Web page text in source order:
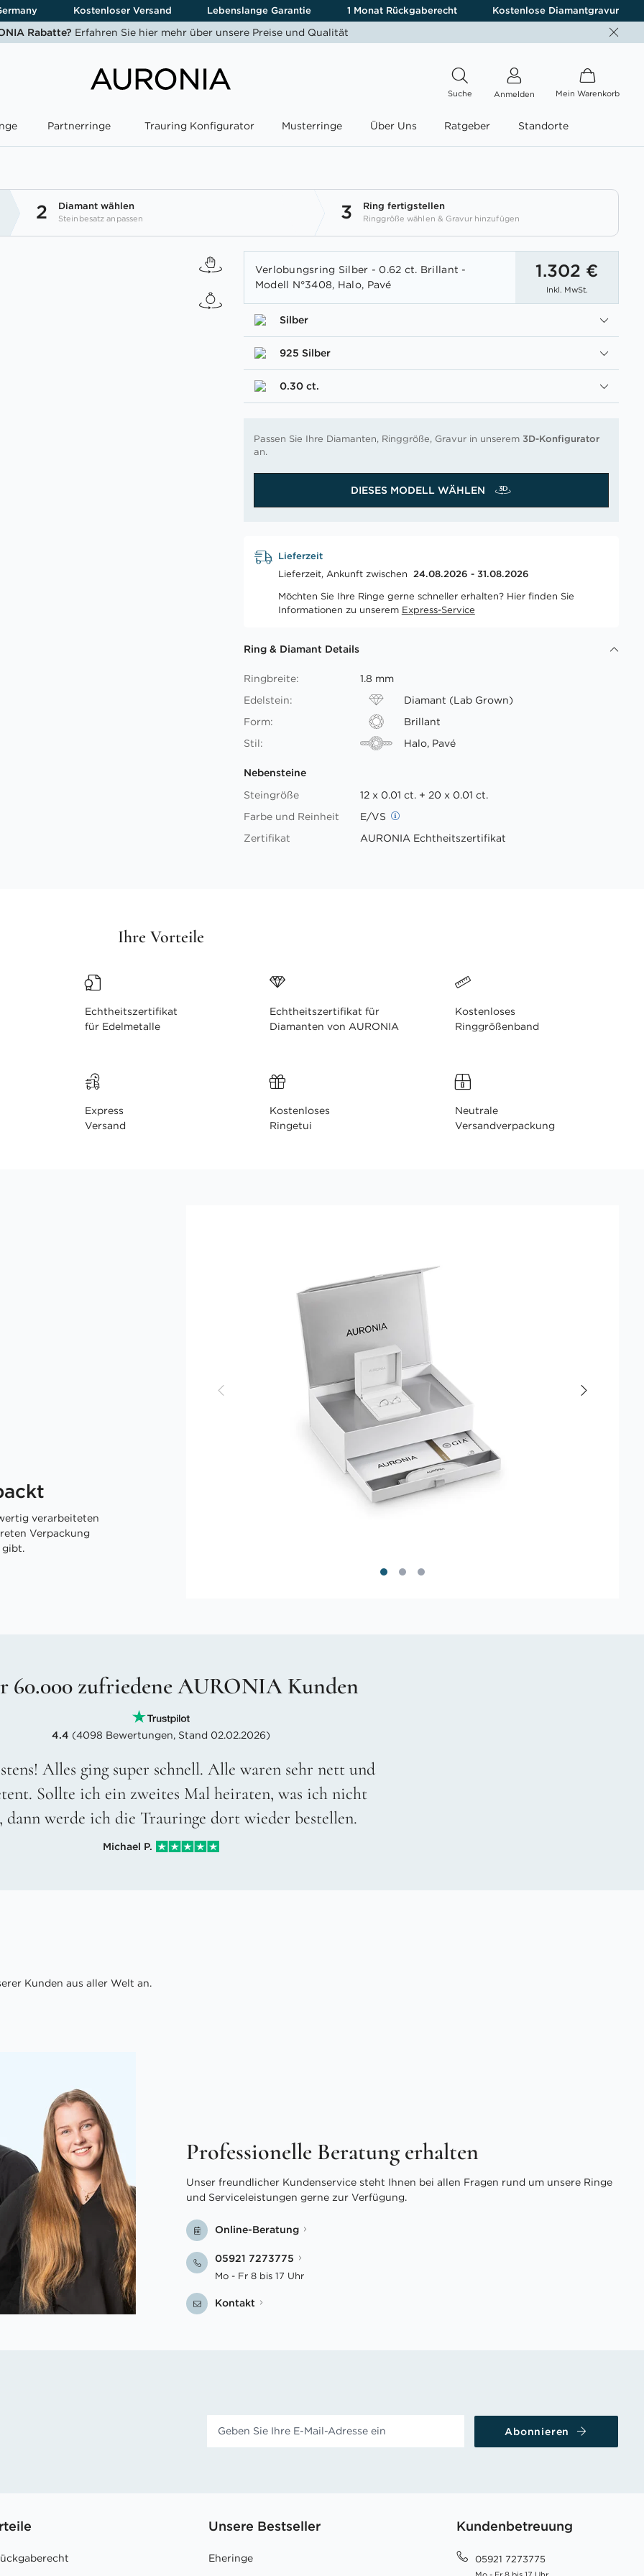
Kostenloser Versand Lebenslange Garantie 1 Monat Rückgaberecht Kostenlose Diamantgravur
Rabatte? Erfahren Sie hier mehr über unsere Preise und Qualität
Suche Anmelden Mein Warenkorb
Partnerringe Trauring Konfigurator Musterringe Über Uns Ratgeber Standorte
2 Diamant wählen
Steinbesatz anpassen 3 Ring fertigstellen
Ringgröße wählen & Gravur hinzufügen
Verlobungsring Silber - 0.62 ct. Brillant -
Modell N°3408, Halo, Pavé
1.302 €
Inkl. MwSt.
Silber
925 Silber
0.30 ct.
Passen Sie Ihre Diamanten, Ringgröße, Gravur in unserem3D-Konfigurator
an.
DIESES MODELL WÄHLEN
Lieferzeit
Lieferzeit, Ankunft zwischen 24.08.2026 - 31.08.2026
Möchten Sie Ihre Ringe gerne schneller erhalten? Hier finden Sie
Informationen zu unserem Express-Service
Ring & Diamant Details
Ringbreite:
1.8 mm
Edelstein:
Diamant (Lab Grown)
Form:
Brillant
Stil:
Halo, Pavé
Nebensteine
Steingröße
12 x 0.01 ct. + 20 x 0.01 ct.
Farbe und Reinheit
E/VS
Zertifikat
AURONIA Echtheitszertifikat
Ihre Vorteile
Echtheitszertifikat
für Edelmetalle
Echtheitszertifikat für
Diamanten von AURONIA
Kostenloses
Ringgrößenband
Express
Versand
Kostenloses
Ringetui
Neutrale
Versandverpackung
verarbeiteten
Verpackung
gibt.
60.000 zufriedene AURONIA Kunden
4.4 (4098 Bewertungen, Stand 02.02.2026)
Alles ging super schnell. Alle waren sehr nett und
Sollte ich ein zweites Mal heiraten, was ich nicht
dann werde ich die Trauringe dort wieder bestellen.
Michael P.
Kunden aus aller Welt an.
Professionelle Beratung erhalten
Unser freundlicher Kundenservice steht Ihnen bei allen Fragen rund um unsere Ringe
und Serviceleistungen gerne zur Verfügung.
Online-Beratung
05921 7273775
Mo - Fr 8 bis 17 Uhr
Kontakt
Abonnieren
Unsere Bestseller
Eheringe
Kundenbetreuung
05921 7273775